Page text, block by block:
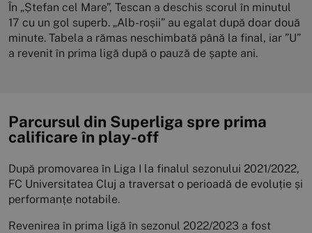
În „Ștefan cel Mare”, Tescan a deschis scorul în minutul
17 cu un gol superb. „Alb-roșii” au egalat după doar două
minute. Tabela a rămas neschimbată până la final, iar ”U”
a revenit în prima ligă după o pauză de șapte ani.
Parcursul din Superliga spre prima
calificare în play-off
După promovarea în Liga I la finalul sezonului 2021/2022,
FC Universitatea Cluj a traversat o perioadă de evoluție și
performanțe notabile.
Revenirea în prima ligă în sezonul 2022/2023 a fost